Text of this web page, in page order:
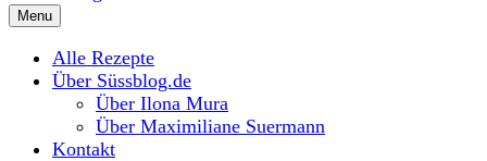
suessblog.de
Menu
Alle Rezepte
Über Süssblog.de
Über Ilona Mura
Über Maximiliane Suermann
Kontakt